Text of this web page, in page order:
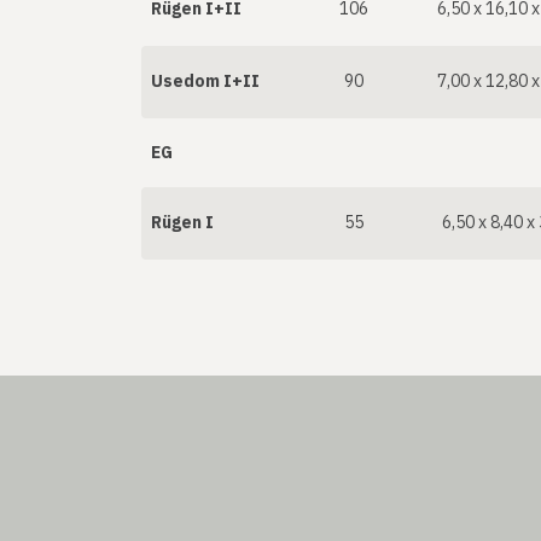
Rügen I+II 106 6,50 x 16,10
Usedom I+II 90 7,00 x 12,80
EG
Rügen I 55 6,50 x 8,40 x